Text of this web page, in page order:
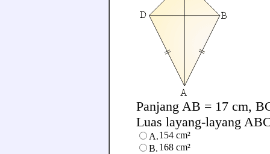
Panjang AB = 17 cm,
Luas layang-layang
A.154 cm²
B. 168 cm²